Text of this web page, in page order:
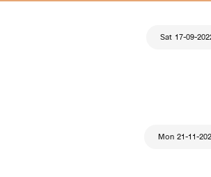
🖋🍀แต่งนิยายครั้งแรก 28
Sat 17-09-
Mon 21-11-